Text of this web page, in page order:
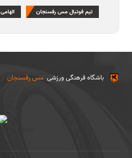
تیم فوتبال مس رفسنجان الهامی
مس رفسنجان باشگاه فرهنگی ورزشی